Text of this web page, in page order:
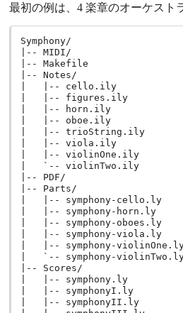
最初の例は、4 楽章のオーケスト
Symphony/
|-- MIDI/
|-- Makefile
|-- Notes/
|   |-- cello.ily
|   |-- figures.ily
|   |-- horn.ily
|   |-- oboe.ily
|   |-- trioString.ily
|   |-- viola.ily
|   |-- violinOne.ily
|   `-- violinTwo.ily
|-- PDF/
|-- Parts/
|   |-- symphony-cello.ly
|   |-- symphony-horn.ly
|   |-- symphony-oboes.ly
|   |-- symphony-viola.ly
|   |-- symphony-
|   `-- symphony-
|-- Scores/
|   |-- symphony.ly
|   |-- symphonyI.ly
|   |-- symphonyII.ly